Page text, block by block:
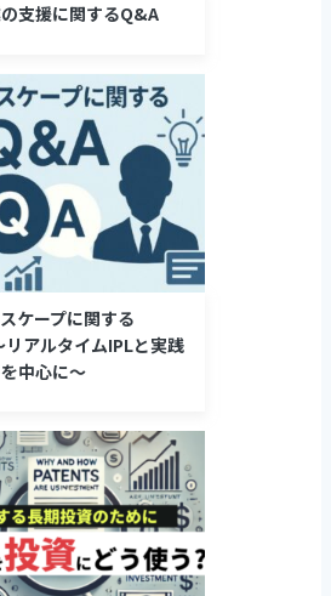
支援に関するQ&A
ケープに関する
アルタイムIPLと実践
中心に～